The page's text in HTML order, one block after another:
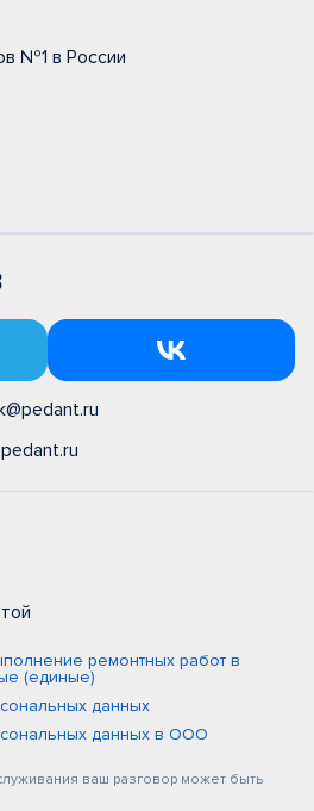
№1 в России
ремонтных работ в
(единые)
данных
данных в ООО
ваш разговор может быть